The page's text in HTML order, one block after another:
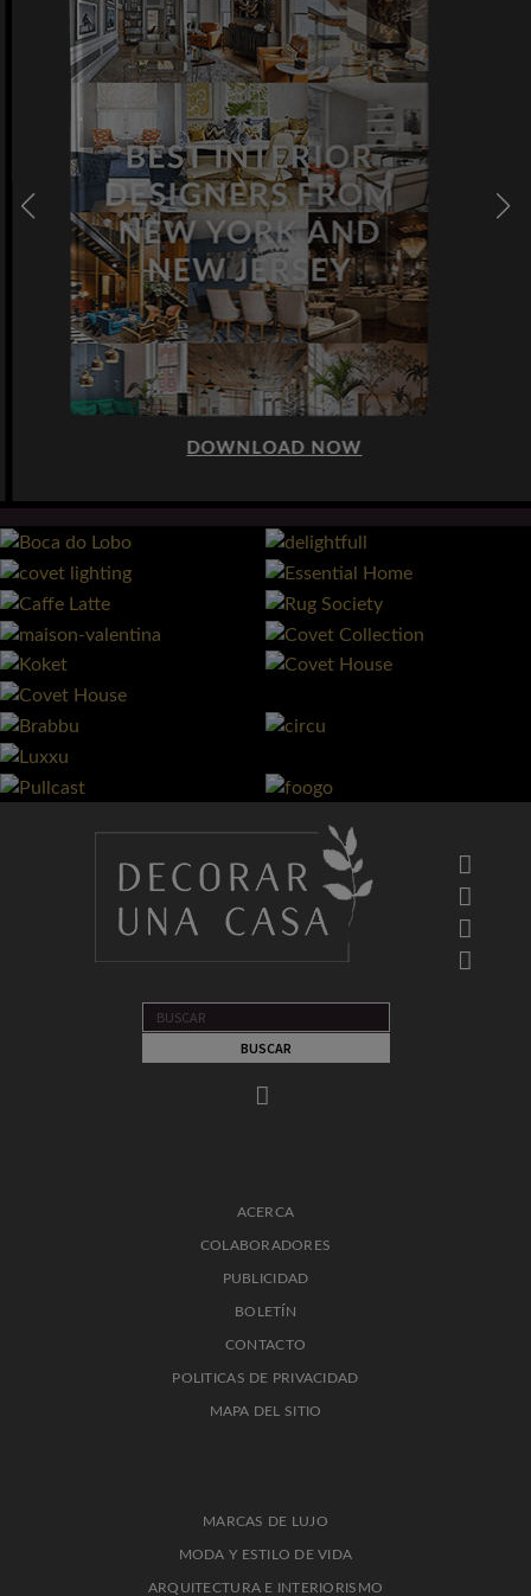
DOWNLOAD NOW
ACERCA
COLABORADORES
PUBLICIDAD
BOLETÍN
CONTACTO
POLITICAS DE PRIVACIDAD
MAPA DEL SITIO
MARCAS DE LUJO
MODA Y ESTILO DE VIDA
ARQUITECTURA E INTERIORISMO